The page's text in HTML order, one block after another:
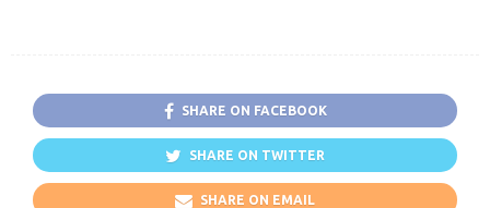
SHARE ON FACEBOOK
SHARE ON TWITTER
SHARE ON EMAIL